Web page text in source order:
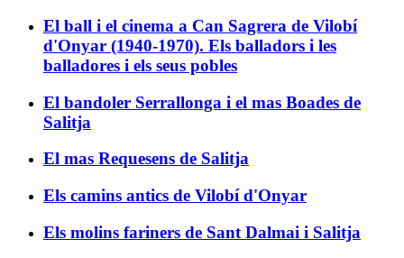
El ball i el cinema a Can Sagrera de Vilobí
d'Onyar (1940-1970). Els balladors i les
balladores i els seus pobles
El bandoler Serrallonga i el mas Boades de
Salitja
El mas Requesens de Salitja
Els camins antics de Vilobí d'Onyar
Els molins fariners de Sant Dalmai i Salitja